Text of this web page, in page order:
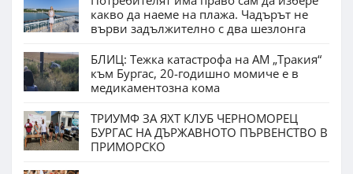
какво да наеме на плажа. Чадърът не
върви задължително с два шезлонга
БЛИЦ: Тежка катастрофа на АМ „Тракия“
към Бургас, 20-годишно момиче е в
медикаментозна кома
ТРИУМФ ЗА ЯХТ КЛУБ ЧЕРНОМОРЕЦ
БУРГАС НА ДЪРЖАВНОТО ПЪРВЕНСТВО В
ПРИМОРСКО